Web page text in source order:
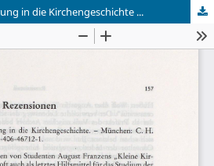
in die Kirchengeschichte ...